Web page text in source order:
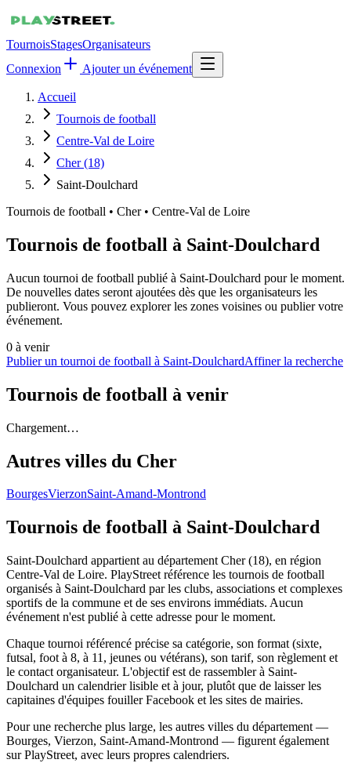
TournoisStagesOrganisateurs
Connexion
Ajouter un événement
Accueil
Tournois de football
Centre-Val de Loire
Cher (18)
Saint-Doulchard
Tournois de football • Cher • Centre-Val de Loire
Tournois de football à Saint-Doulchard
Aucun tournoi de football publié à Saint-Doulchard pour le moment.
De nouvelles dates seront ajoutées dès que les organisateurs les
publieront. Vous pouvez explorer les zones voisines ou publier votre
événement.
0 à venir
Publier un tournoi de football à Saint-DoulchardAffiner la recherche
Tournois de football à venir
Chargement…
Autres villes du Cher
BourgesVierzonSaint-Amand-Montrond
Tournois de football à Saint-Doulchard
Saint-Doulchard appartient au département Cher (18), en région
Centre-Val de Loire. PlayStreet référence les tournois de football
organisés à Saint-Doulchard par les clubs, associations et complexes
sportifs de la commune et de ses environs immédiats. Aucun
événement n'est publié à cette adresse pour le moment.
Chaque tournoi référencé précise sa catégorie, son format (sixte,
futsal, foot à 8, à 11, jeunes ou vétérans), son tarif, son règlement et
le contact organisateur. L'objectif est de rassembler à Saint-
Doulchard un calendrier lisible et à jour, plutôt que de laisser les
capitaines d'équipes fouiller Facebook et les sites de mairies.
Pour une recherche plus large, les autres villes du département —
Bourges, Vierzon, Saint-Amand-Montrond — figurent également
sur PlayStreet, avec leurs propres calendriers.